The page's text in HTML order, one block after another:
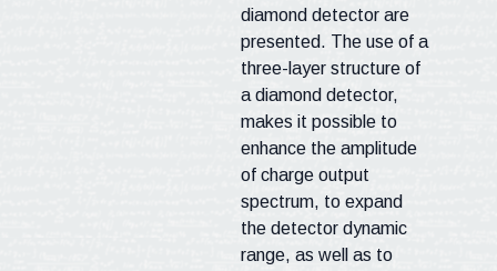
diamond detector are
presented. The use of a
three-layer structure of
a diamond detector,
makes it possible to
enhance the amplitude
of charge output
spectrum, to expand
the detector dynamic
range, as well as to